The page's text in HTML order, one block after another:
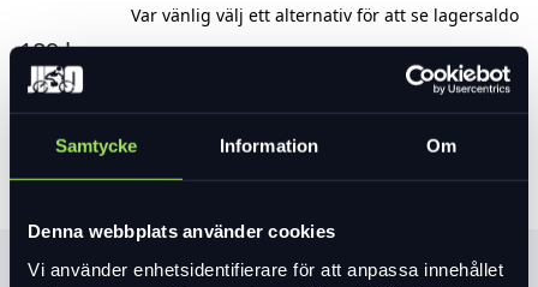
Samtycke Information Om
Denna webbplats använder cookies
Vi använder enhetsidentifierare för att anpassa innehållet
Var vänlig välj ett alternativ för att se lagersaldo
189 kr